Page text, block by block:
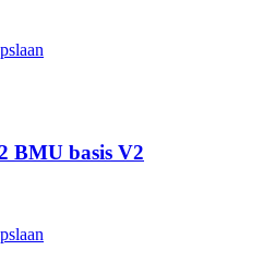
BMU basis V2